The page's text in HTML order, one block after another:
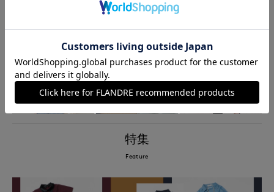
WEB
限定
ロングセラー
インナー
コラボ
アイテム
特集
Feature